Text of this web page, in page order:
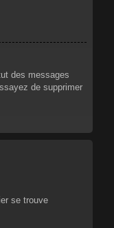
des messages
de supprimer
se trouve